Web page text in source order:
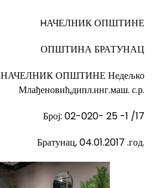
HАЧЕЛНИК ОПШТИНЕ
ОПШТИНА БРАТУНАЦ
НАЧЕЛНИК ОПШТИНЕ Недељко
Млађеновић,дипл.инг.маш. с.р.
Број: 02-020- 25 -1 /17
Братунац, 04.01.2017 .год.